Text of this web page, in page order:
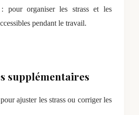
pour organiser les strass et les
pendant le travail.
supplémentaires
ajuster les strass ou corriger les